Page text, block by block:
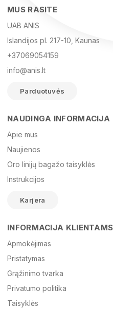
El. paštas
Žinutė
MUS RASITE
UAB ANIS
Islandijos pl. 217-10, Kaunas
+37069054159
info@anis.lt
Parduotuvės
NAUDINGA INFORMACIJA
Apie mus
Naujienos
Oro linijų bagažo taisyklės
Instrukcijos
Karjera
INFORMACIJA KLIENTAMS
Apmokėjimas
Pristatymas
Grąžinimo tvarka
Privatumo politika
Taisyklės